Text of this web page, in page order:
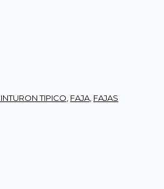
TIPICO FAJA FAJAS